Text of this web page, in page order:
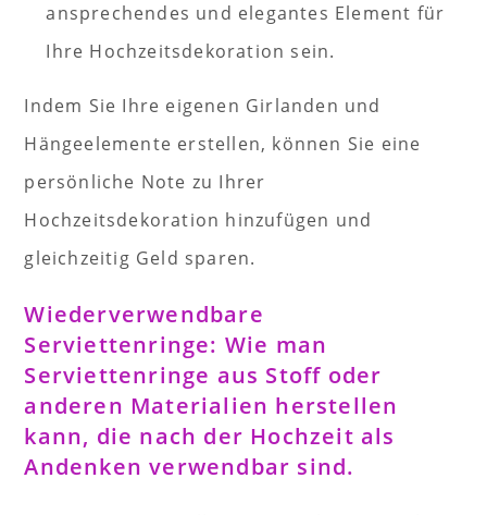
ansprechendes und elegantes Element für
Ihre Hochzeitsdekoration sein.
Indem Sie Ihre eigenen Girlanden und
Hängeelemente erstellen, können Sie eine
persönliche Note zu Ihrer
Hochzeitsdekoration hinzufügen und
gleichzeitig Geld sparen.
Wiederverwendbare
Serviettenringe: Wie man
Serviettenringe aus Stoff oder
anderen Materialien herstellen
kann, die nach der Hochzeit als
Andenken verwendbar sind.